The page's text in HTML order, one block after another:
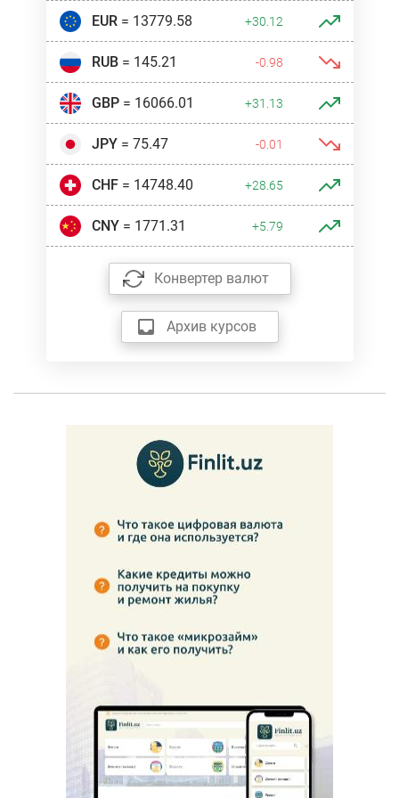
EUR= 13779.58 +30.12
RUB= 145.21 -0.98
GBP= 16066.01 +31.13
JPY= 75.47 -0.01
CHF= 14748.40 +28.65
CNY= 1771.31 +5.79
Конвертер валют
Архив курсов